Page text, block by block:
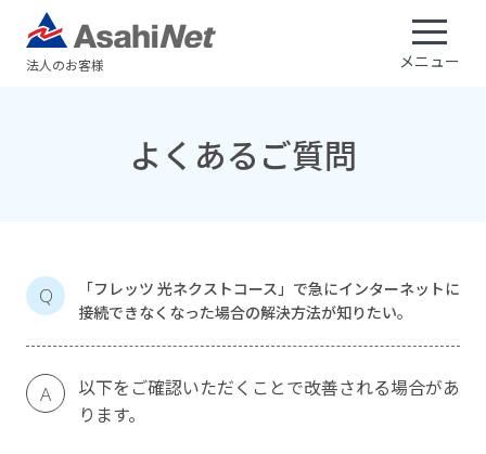
法人のお客様 メニュー
よくあるご質問
Q
「フレッツ 光ネクストコース」で急にインターネットに
接続できなくなった場合の解決方法が知りたい。
A
以下をご確認いただくことで改善される場合があ
ります。